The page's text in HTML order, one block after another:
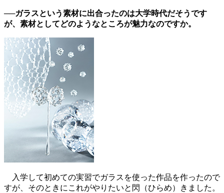
──ガラスという素材に出合ったのは大学時代だそうです
が、素材としてどのようなところが魅力なのですか。
入学して初めての実習でガラスを使った作品を作ったので
すが、そのときにこれがやりたいと閃（ひらめ）きました。